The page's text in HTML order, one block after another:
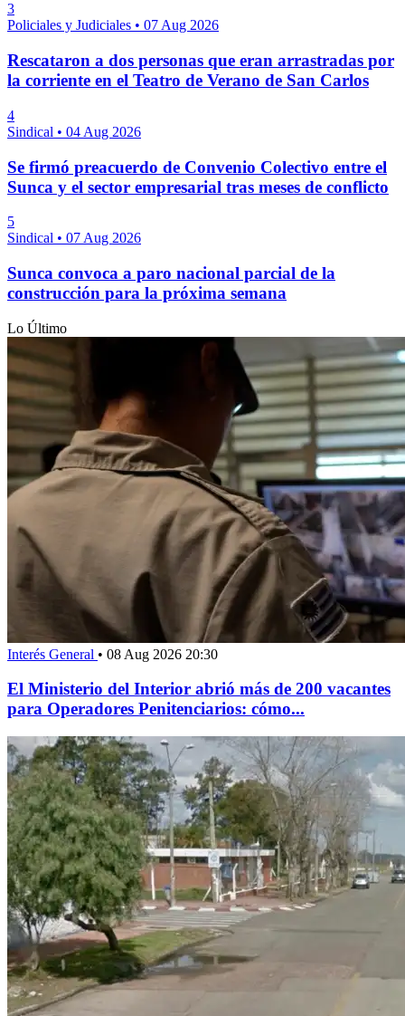
3
Policiales y Judiciales • 07 Aug 2026
Rescataron a dos personas que eran arrastradas por
la corriente en el Teatro de Verano de San Carlos
4
Sindical • 04 Aug 2026
Se firmó preacuerdo de Convenio Colectivo entre el
Sunca y el sector empresarial tras meses de conflicto
5
Sindical • 07 Aug 2026
Sunca convoca a paro nacional parcial de la
construcción para la próxima semana
Lo Último
Interés General • 08 Aug 2026 20:30
El Ministerio del Interior abrió más de 200 vacantes
para Operadores Penitenciarios: cómo...